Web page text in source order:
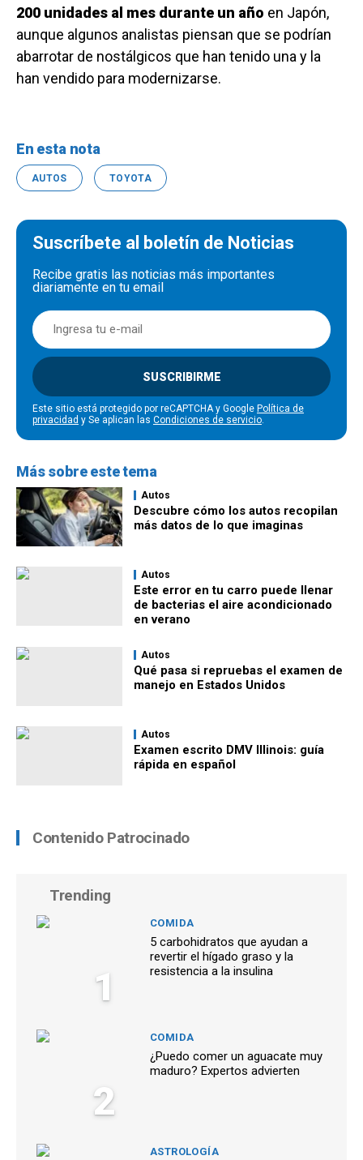
200 unidades al mes durante un año en Japón,
aunque algunos analistas piensan que se podrían
abarrotar de nostálgicos que han tenido una y la
han vendido para modernizarse.
En esta nota
AUTOS TOYOTA
Suscríbete al boletín de Noticias
Recibe gratis las noticias más importantes
diariamente en tu email
SUSCRIBIRME
Este sitio está protegido por reCAPTCHA y Google Política de
privacidad y Se aplican las Condiciones de servicio.
Más sobre este tema
Autos
Descubre cómo los autos recopilan
más datos de lo que imaginas
Autos
Este error en tu carro puede llenar
de bacterias el aire acondicionado
en verano
Autos
Qué pasa si repruebas el examen de
manejo en Estados Unidos
Autos
Examen escrito DMV Illinois: guía
rápida en español
Contenido Patrocinado
Trending
1
COMIDA
5 carbohidratos que ayudan a
revertir el hígado graso y la
resistencia a la insulina
2
COMIDA
¿Puedo comer un aguacate muy
maduro? Expertos advierten
ASTROLOGÍA